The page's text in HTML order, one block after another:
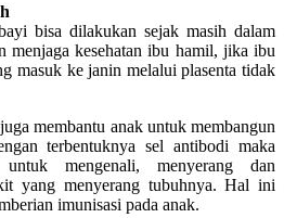
bisa dilakukan sejak masih dalam
menjaga kesehatan ibu hamil, jika ibu
masuk ke janin melalui plasenta tidak
membantu anak untuk membangun
terbentuknya sel antibodi maka
mengenali, menyerang dan
yang menyerang tubuhnya. Hal ini
imunisasi pada anak.